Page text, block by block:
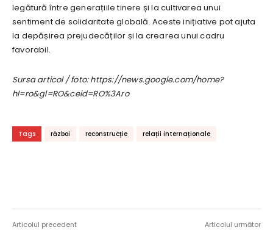
legătură între generațiile tinere și la cultivarea unui
sentiment de solidaritate globală. Aceste inițiative pot ajuta
la depășirea prejudecăților și la crearea unui cadru
favorabil.
Sursa articol / foto: https://news.google.com/home?
hl=ro&gl=RO&ceid=RO%3Aro
Tags război reconstrucție relații internaționale
Articolul precedent Articolul următor